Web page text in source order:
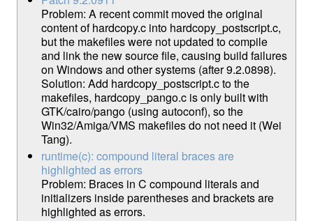
Problem: A recent commit moved the original
content of hardcopy.c into hardcopy_postscript.c,
but the makefiles were not updated to compile
and link the new source file, causing build failures
on Windows and other systems (after 9.2.0898).
Solution: Add hardcopy_postscript.c to the
makefiles, hardcopy_pango.c is only built with
GTK/cairo/pango (using autoconf), so the
Win32/Amiga/VMS makefiles do not need it (Wei
Tang).
runtime(c): compound literal braces are
highlighted as errors
Problem: Braces in C compound literals and
initializers inside parentheses and brackets are
highlighted as errors.